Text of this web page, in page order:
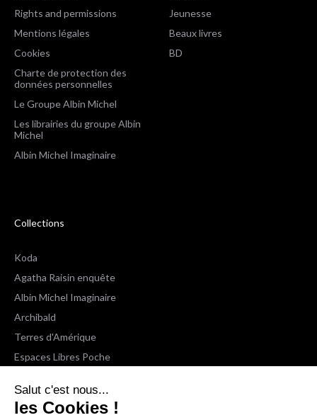
Salut c'est nous...
les Cookies !
Rights and permissions
Mentions légales
Cookies
Charte de protection des
données personnelles
Le Groupe Albin Michel
Les librairies du groupe Albin
Michel
Albin Michel Imaginaire
Jeunesse
Beaux livres
BD
Collections
Koda
Agatha Raisin enquête
Albin Michel Imaginaire
Archibald
Terres d'Amérique
Espaces Libres Poche
Wiz
Voir toutes les collections